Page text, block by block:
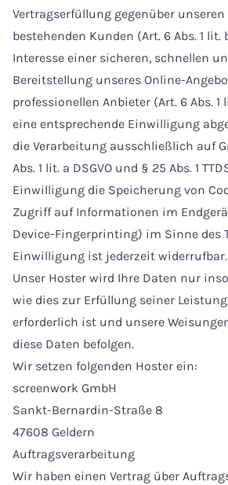
Vertragserfüllung gegenüber
bestehenden Kunden (Art. 6 Abs. 1 lit.
Interesse einer sicheren, schnellen
Bereitstellung unseres Online-
professionellen Anbieter (Art. 6 Abs. 1
eine entsprechende Einwilligung
die Verarbeitung ausschließlich auf
Abs. 1 lit. a DSGVO und § 25 Abs. 1
Einwilligung die Speicherung von
Zugriff auf Informationen im
Device-Fingerprinting) im Sinne des
Einwilligung ist jederzeit widerrufbar.
Unser Hoster wird Ihre Daten nur
wie dies zur Erfüllung seiner
erforderlich ist und unsere
diese Daten befolgen.
Wir setzen folgenden Hoster ein:
screenwork GmbH
Sankt-Bernardin-Straße 8
47608 Geldern
Auftragsverarbeitung
Wir haben einen Vertrag über